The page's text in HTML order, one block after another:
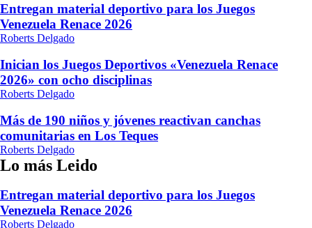
Entregan material deportivo para los Juegos
Venezuela Renace 2026
Roberts Delgado
Inician los Juegos Deportivos «Venezuela Renace
2026» con ocho disciplinas
Roberts Delgado
Más de 190 niños y jóvenes reactivan canchas
comunitarias en Los Teques
Roberts Delgado
Lo más Leido
Entregan material deportivo para los Juegos
Venezuela Renace 2026
Roberts Delgado